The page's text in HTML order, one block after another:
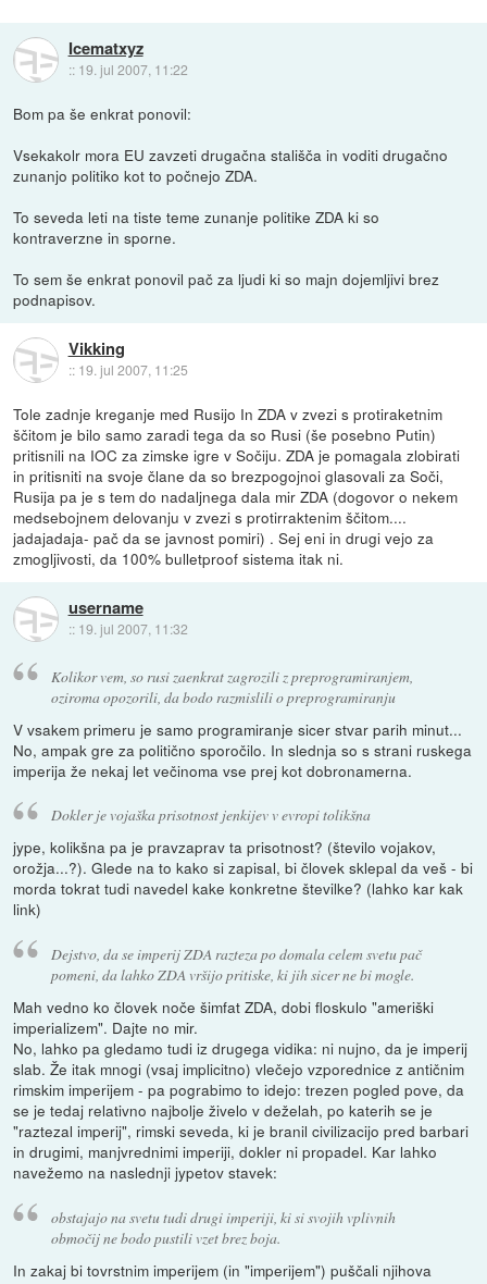
Icematxyz
:: 19. jul 2007, 11:22
Bom pa še enkrat ponovil:
Vsekakolr mora EU zavzeti drugačna stališča in voditi drugačno
zunanjo politiko kot to počnejo ZDA.
To seveda leti na tiste teme zunanje politike ZDA ki so
kontraverzne in sporne.
To sem še enkrat ponovil pač za ljudi ki so majn dojemljivi brez
podnapisov.
Vikking
:: 19. jul 2007, 11:25
Tole zadnje kreganje med Rusijo In ZDA v zvezi s protiraketnim
ščitom je bilo samo zaradi tega da so Rusi (še posebno Putin)
pritisnili na IOC za zimske igre v Sočiju. ZDA je pomagala zlobirati
in pritisniti na svoje člane da so brezpogojnoi glasovali za Soči,
Rusija pa je s tem do nadaljnega dala mir ZDA (dogovor o nekem
medsebojnem delovanju v zvezi s protirraktenim ščitom....
jadajadaja- pač da se javnost pomiri) . Sej eni in drugi vejo za
zmogljivosti, da 100% bulletproof sistema itak ni.
username
:: 19. jul 2007, 11:32
Kolikor vem, so rusi zaenkrat zagrozili z preprogramiranjem,
oziroma opozorili, da bodo razmislili o preprogramiranju
V vsakem primeru je samo programiranje sicer stvar parih minut...
No, ampak gre za politično sporočilo. In slednja so s strani ruskega
imperija že nekaj let večinoma vse prej kot dobronamerna.
Dokler je vojaška prisotnost jenkijev v evropi tolikšna
jype, kolikšna pa je pravzaprav ta prisotnost? (število vojakov,
orožja...?). Glede na to kako si zapisal, bi človek sklepal da veš - bi
morda tokrat tudi navedel kake konkretne številke? (lahko kar kak
link)
Dejstvo, da se imperij ZDA razteza po domala celem svetu pač
pomeni, da lahko ZDA vršijo pritiske, ki jih sicer ne bi mogle.
Mah vedno ko človek noče šimfat ZDA, dobi floskulo "ameriški
imperializem". Dajte no mir.
No, lahko pa gledamo tudi iz drugega vidika: ni nujno, da je imperij
slab. Že itak mnogi (vsaj implicitno) vlečejo vzporednice z antičnim
rimskim imperijem - pa pograbimo to idejo: trezen pogled pove, da
se je tedaj relativno najbolje živelo v deželah, po katerih se je
"raztezal imperij", rimski seveda, ki je branil civilizacijo pred barbari
in drugimi, manjvrednimi imperiji, dokler ni propadel. Kar lahko
navežemo na naslednji jypetov stavek:
obstajajo na svetu tudi drugi imperiji, ki si svojih vplivnih
območij ne bodo pustili vzet brez boja.
In zakaj bi tovrstnim imperijem (in "imperijem") puščali njihova